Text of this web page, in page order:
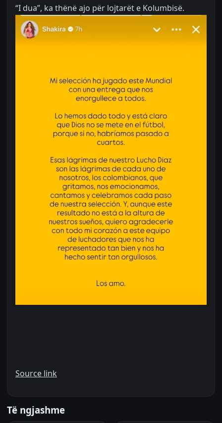
“I dua”, ka thënë ajo për lojtarët e Kolumbisë.
Source link
Të ngjashme